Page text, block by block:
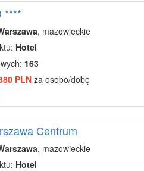
****
, mazowieckie
Hotel
163
PLNza osobo/dobę
Centrum
, mazowieckie
Hotel